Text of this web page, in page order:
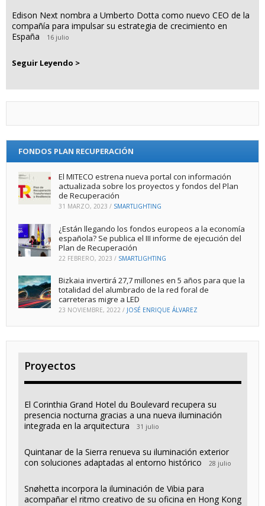
Edison Next nombra a Umberto Dotta como nuevo CEO de la
compañía para impulsar su estrategia de crecimiento en
España
16 julio
Seguir Leyendo >
FONDOS PLAN RECUPERACIÓN
El MITECO estrena nueva portal con información
actualizada sobre los proyectos y fondos del Plan
de Recuperación
31 MARZO, 2023 / SMARTLIGHTING
¿Están llegando los fondos europeos a la economía
española? Se publica el III informe de ejecución del
Plan de Recuperación
22 FEBRERO, 2023 / SMARTLIGHTING
Bizkaia invertirá 27,7 millones en 5 años para que la
totalidad del alumbrado de la red foral de
carreteras migre a LED
23 NOVIEMBRE, 2022 / JOSÉ ENRIQUE ÁLVAREZ
Proyectos
El Corinthia Grand Hotel du Boulevard recupera su
presencia nocturna gracias a una nueva iluminación
integrada en la arquitectura
31 julio
Quintanar de la Sierra renueva su iluminación exterior
con soluciones adaptadas al entorno histórico
28 julio
Snøhetta incorpora la iluminación de Vibia para
acompañar el ritmo creativo de su oficina en Hong Kong